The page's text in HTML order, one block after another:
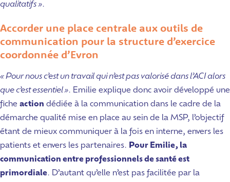
qualitatifs ».
Accorder une place centrale aux outils de
communication pour la structure d’exercice
coordonnée d’Evron
« Pour nous c’est un travail qui n’est pas valorisé dans l’ACI alors
que c’est essentiel ». Emilie explique donc avoir développé une
fiche action dédiée à la communication dans le cadre de la
démarche qualité mise en place au sein de la MSP, l’objectif
étant de mieux communiquer à la fois en interne, envers les
patients et envers les partenaires. Pour Emilie, la
communication entre professionnels de santé est
primordiale. D’autant qu’elle n’est pas facilitée par la